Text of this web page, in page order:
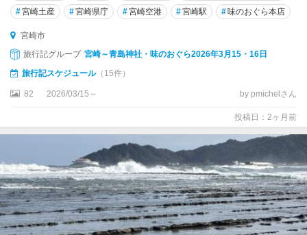
#宮崎土産 #宮崎県庁 #宮崎空港 #宮崎駅 #味のおぐら本店
宮崎市
旅行記グループ 宮崎～青島神社・味のおぐら2026年3月15・16日
旅行記スケジュール（15件）
82 2026/03/15～ by pmichelさん
投稿日：2ヶ月前